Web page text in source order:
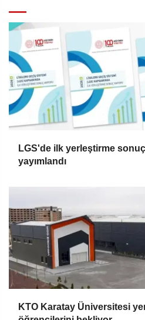
LGS'de ilk yerleştirme
yayımlandı
KTO Karatay Üniversitesi